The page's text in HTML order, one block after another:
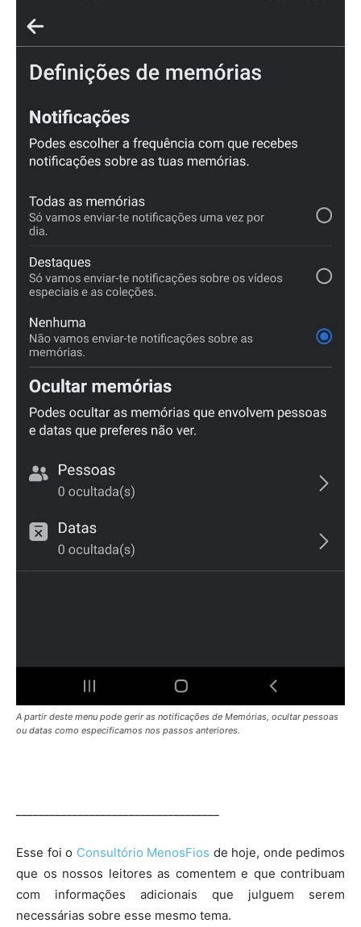
A partir deste menu pode gerir as notificações de Memórias, ocultar pessoas
ou datas como especificamos nos passos anteriores.
Esse foi o Consultório MenosFios de hoje, onde pedimos
que os nossos leitores as comentem e que contribuam
com informações adicionais que julguem serem
necessárias sobre esse mesmo tema.